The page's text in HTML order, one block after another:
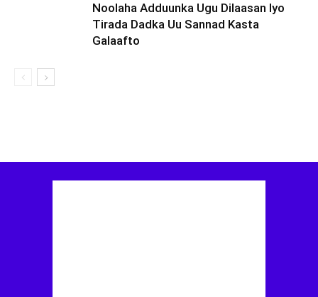
Noolaha Adduunka Ugu Dilaasan Iyo
Tirada Dadka Uu Sannad Kasta
Galaafto